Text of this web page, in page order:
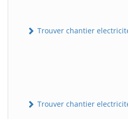
Trouver chantier
Trouver chantier